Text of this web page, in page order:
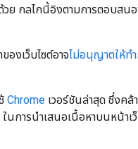
วย กลไกนี้อิงตามการตอบสน
องเว็บไซต์อาจไม่อนุญาตให้ท
Chrome เวอร์ชันล่าสุด ซึ่งคล้
การนําเสนอเนื้อหาบนหน้าเ